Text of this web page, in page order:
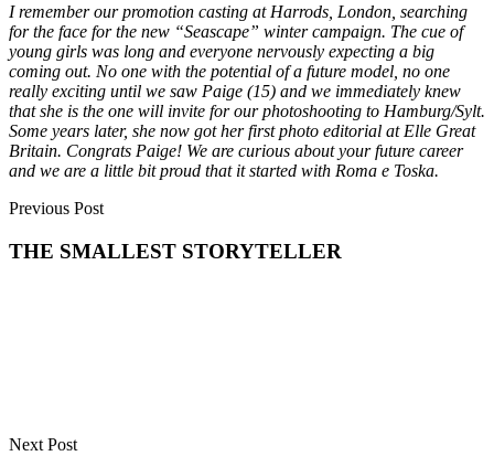
I remember our promotion casting at Harrods, London, searching
for the face for the new “Seascape” winter campaign. The cue of
young girls was long and everyone nervously expecting a big
coming out. No one with the potential of a future model, no one
really exciting until we saw Paige (15) and we immediately knew
that she is the one will invite for our photoshooting to Hamburg/Sylt.
Some years later, she now got her first photo editorial at Elle Great
Britain. Congrats Paige! We are curious about your future career
and we are a little bit proud that it started with Roma e Toska.
Previous Post
THE SMALLEST STORYTELLER
Next Post